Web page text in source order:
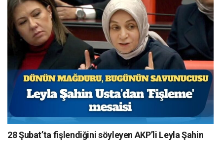
28 Şubat’ta fişlendiğini söyleyen AKP’li Leyla Şahin